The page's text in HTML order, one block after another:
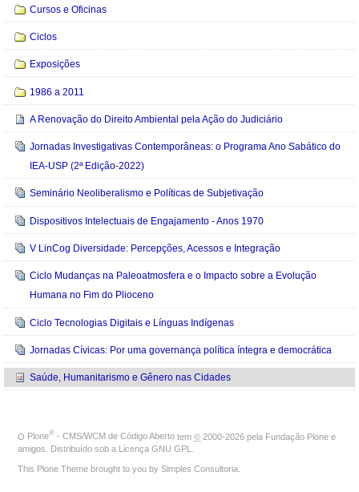
Cursos e Oficinas
Ciclos
Exposições
1986 a 2011
A Renovação do Direito Ambiental pela Ação do Judiciário
Jornadas Investigativas Contemporâneas: o Programa Ano Sabático do
IEA-USP (2ª Edição-2022)
Seminário Neoliberalismo e Políticas de Subjetivação
Dispositivos Intelectuais de Engajamento - Anos 1970
V LinCog Diversidade: Percepções, Acessos e Integração
Ciclo Mudanças na Paleoatmosfera e o Impacto sobre a Evolução
Humana no Fim do Plioceno
Ciclo Tecnologias Digitais e Línguas Indígenas
Jornadas Cívicas: Por uma governança política íntegra e democrática
Saúde, Humanitarismo e Gênero nas Cidades
O Plone® - CMS/WCM de Código Aberto tem © 2000-2026 pela Fundação Plone e
amigos. Distribuído sob a
Licença GNU GPL
This Plone Theme brought to you by Simples Consultoria